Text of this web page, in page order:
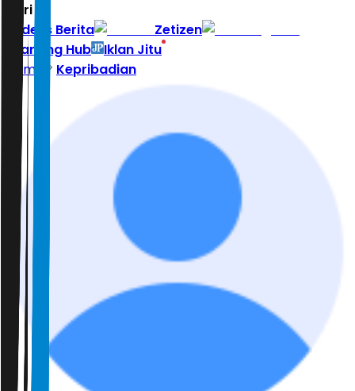
Hari ini
Indeks Berita
Zetizen
Learning Hub
Iklan Jitu
Home
Kepribadian